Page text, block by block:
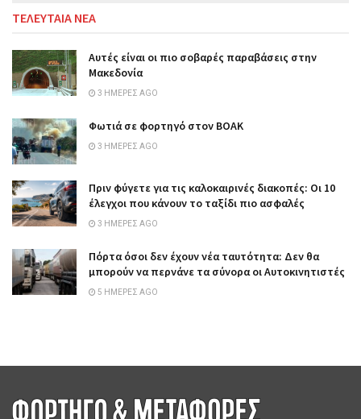
ΤΕΛΕΥΤΑΙΑ ΝΕΑ
Αυτές είναι οι πιο σοβαρές παραβάσεις στην
Μακεδονία
3 ΗΜΈΡΕΣ AGO
Φωτιά σε φορτηγό στον ΒΟΑΚ
3 ΗΜΈΡΕΣ AGO
Πριν φύγετε για τις καλοκαιρινές διακοπές: Οι 10
έλεγχοι που κάνουν το ταξίδι πιο ασφαλές
3 ΗΜΈΡΕΣ AGO
Πόρτα όσοι δεν έχουν νέα ταυτότητα: Δεν θα
μπορούν να περνάνε τα σύνορα οι Αυτοκινητιστές
5 ΗΜΈΡΕΣ AGO